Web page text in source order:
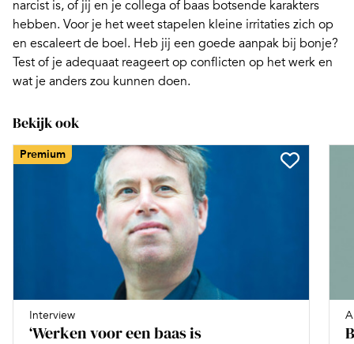
narcist is, of jij en je collega of baas botsende karakters
hebben. Voor je het weet stapelen kleine irritaties zich op
en escaleert de boel. Heb jij een goede aanpak bij bonje?
Test of je adequaat reageert op conflicten op het werk en
wat je anders zou kunnen doen.
Bekijk ook
Premium
Interview
‘Werken voor een baas is